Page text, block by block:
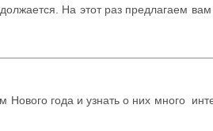
На этот раз предлагаем вам
Нового года и узнать о них много